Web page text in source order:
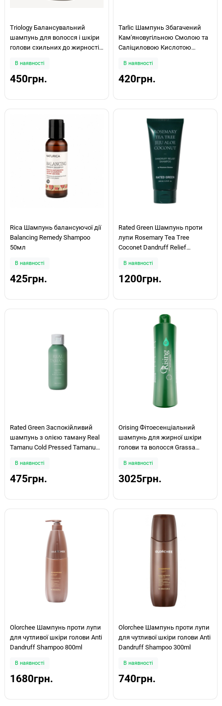
Triology Балансувальний
шампунь для волосся і шкіри
голови схильних до жирності
В наявності
450грн.
Tarlic Шампунь Збагачений
Кам'яновугільною Смолою та
Саліциловою Кислотою
Acid 100ml
В наявності
420грн.
Rica Шампунь балансуючої дії
Balancing Remedy Shampoo
50мл
В наявності
425грн.
Rated Green Шампунь проти
лупи Rosemary Tea Tree
Coconet Dandruff Relief
В наявності
1200грн.
Rated Green Заспокійливий
шампунь з олією таману Real
Tamanu Cold Pressed Tamanu
мл
В наявності
475грн.
Orising Фітоесенціальний
шампунь для жирної шкіри
голови та волосся Grassa
В наявності
3025грн.
Olorchee Шампунь проти лупи
для чутливої шкіри голови Anti
Dandruff Shampoo 800ml
В наявності
1680грн.
Olorchee Шампунь проти лупи
для чутливої шкіри голови Anti
Dandruff Shampoo 300ml
В наявності
740грн.